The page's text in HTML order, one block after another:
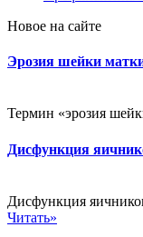
Новое на сайте
Эрозия шейки
Термин «эрозия
Дисфункция
Дисфункция
Читать»